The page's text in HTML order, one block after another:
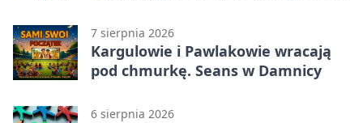
7 sierpnia 2026
Kargulowie i Pawlakowie wracają
pod chmurkę. Seans w Damnicy
6 sierpnia 2026